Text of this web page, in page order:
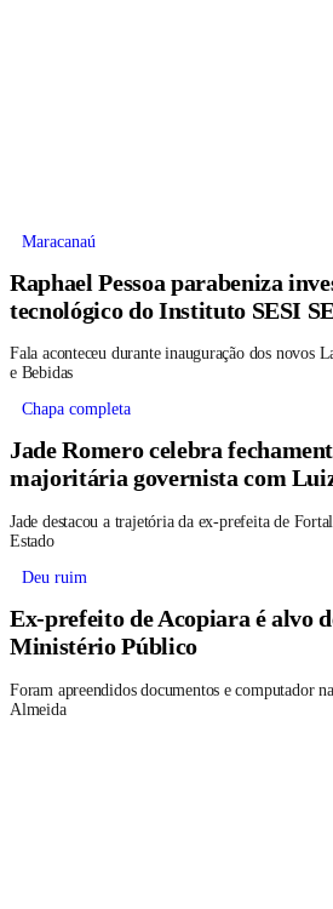
Maracanaú
Raphael Pessoa parabeniza
tecnológico do Instituto SESI
Fala aconteceu durante inauguração dos novos
e Bebidas
Chapa completa
Jade Romero celebra
majoritária governista com
Jade destacou a trajetória da ex-prefeita de
Estado
Deu ruim
Ex-prefeito de Acopiara é alvo
Ministério Público
Foram apreendidos documentos e computador
Almeida